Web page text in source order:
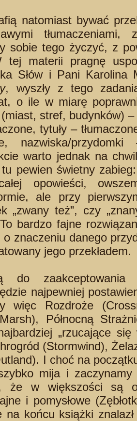
natomiast bywać
tłumaczeniami,
sobie tego życzyć, z
tej materii pragnę
Słów i Pani Karolina
, wyszły z tego
o ile w miarę
stref, budynków)
tytuły –
nazwiska/
warto jednak na
pewien świetny
opowieści,
ale przy
„zwany też”, czy
bardzo fajne
o znaczeniu danego
jego przekładem.
do
najpewniej
więc Rozdroże
Północną
„rzucające
(Stormwind),
I choć na
mija i zaczynamy
że w większości są
i pomysłowe
końcu książki